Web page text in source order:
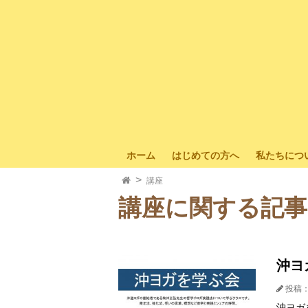
ホーム はじめての方へ 私たちにつ
講座
講座に関する記事
沖
投稿